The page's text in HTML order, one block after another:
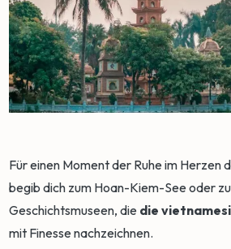
Für einen Moment der Ruhe im Herzen
begib dich zum Hoan-Kiem-See oder
Geschichtsmuseen, die die
mit Finesse nachzeichnen.